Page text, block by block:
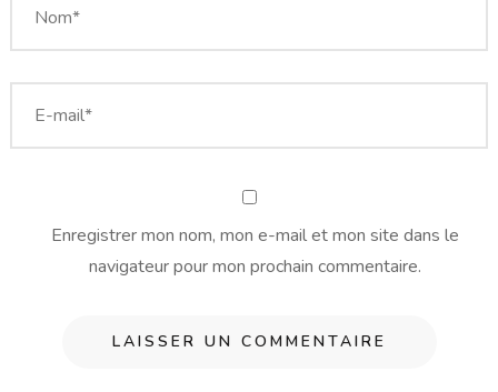
Enregistrer mon nom, mon e-mail et mon site dans le
navigateur pour mon prochain commentaire.